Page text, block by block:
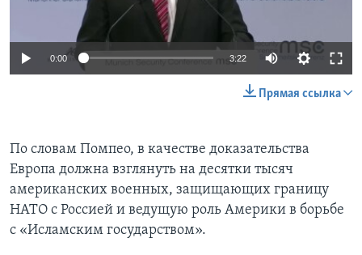
0:00 3:22
Прямая ссылка
По словам Помпео, в качестве доказательства
Европа должна взглянуть на десятки тысяч
американских военных, защищающих границу
НАТО с Россией и ведущую роль Америки в борьбе
с «Исламским государством».